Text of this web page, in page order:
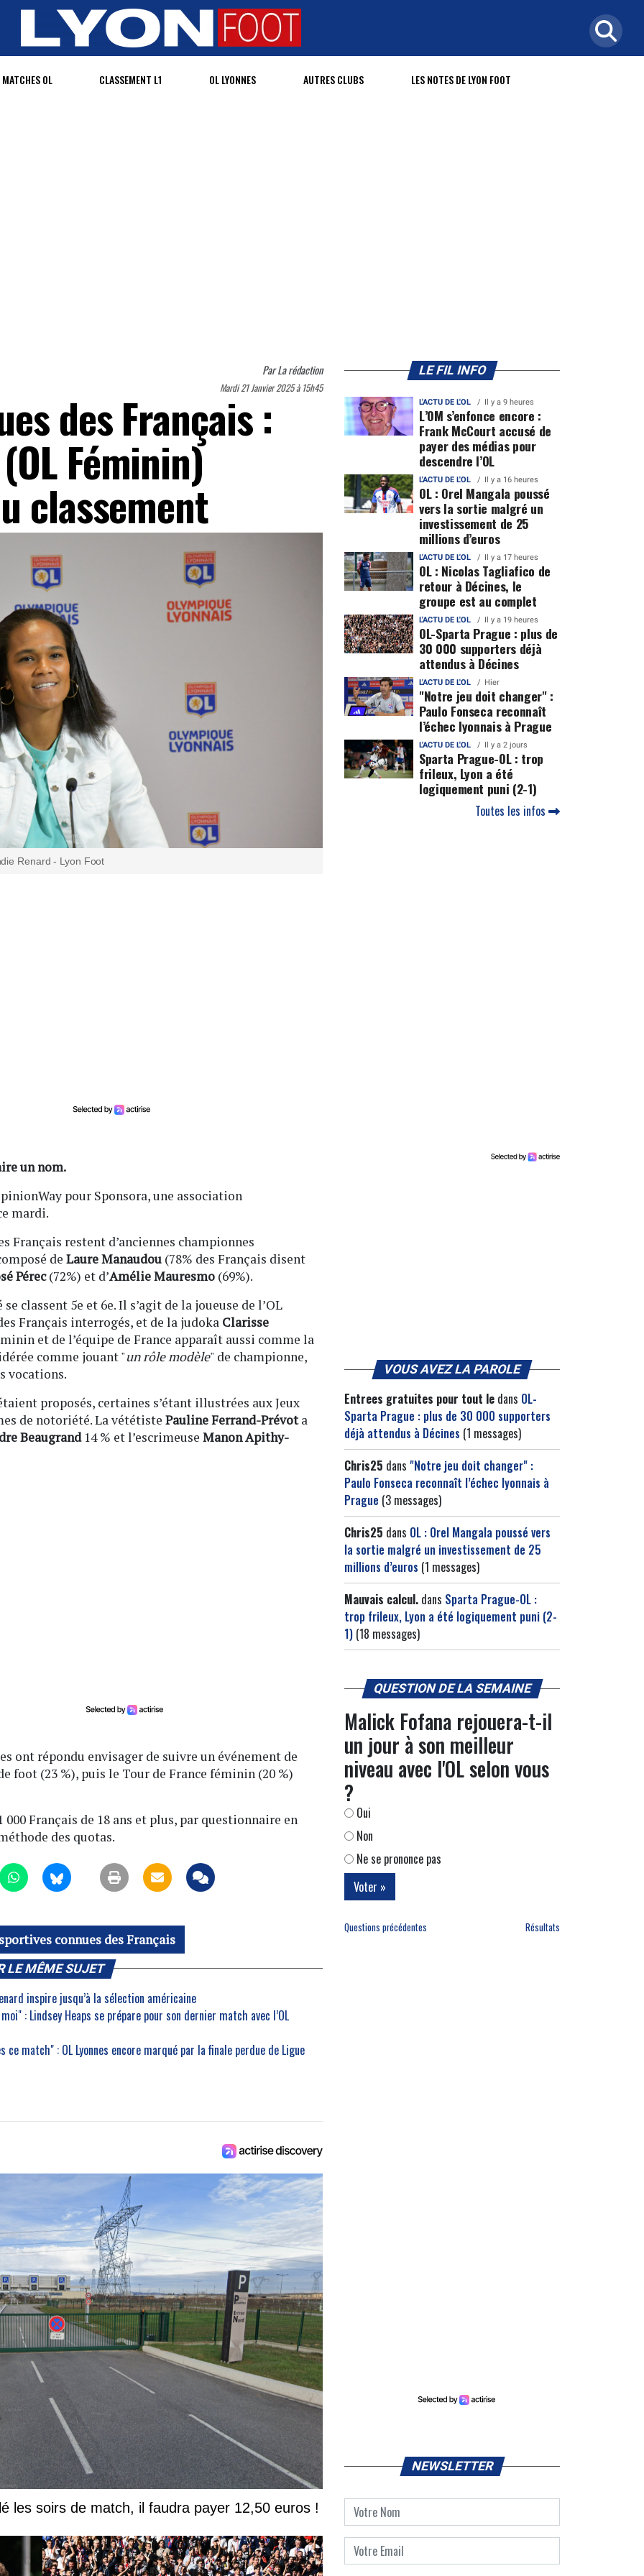
MATCHES OL CLASSEMENT L1 OL LYONNES AUTRES CLUBS LES NOTES DE LYON FOOT
ParLa rédaction
Mardi 21 Janvier 2025 à 15h45
des Français :
Féminin)
classement
Renard - Lyon Foot
un nom.
pour Sponsora, une association
mardi.
Français restent d’anciennes championnes
de Laure Manaudou (78% des Français disent
Pérec(72%) et d’Amélie Mauresmo (69%).
classent 5e et 6e. Il s’agit de la joueuse de l’OL
Français interrogés, et de la judoka Clarisse
et de l’équipe de France apparaît aussi comme la
comme jouant "un rôle modèle" de championne,
vocations.
proposés, certaines s’étant illustrées aux Jeux
de notoriété. La vététiste Pauline Ferrand-Prévota
Beaugrand14 % et l’escrimeuse Manon Apithy-
ont répondu envisager de suivre un événement de
foot (23 %), puis le Tour de France féminin (20 %)
Français de 18 ans et plus, par questionnaire en
des quotas.
connues des Français
LE MÊME SUJET
inspire jusqu’à la sélection américaine
: Lindsey Heaps se prépare pour son dernier match avec l’OL
ce match" : OL Lyonnes encore marqué par la finale perdue de Ligue
les soirs de match, il faudra payer 12,50 euros !
LE FIL INFO
L'ACTU DE L'OL Il y a 9 heures
L’OM s’enfonce encore :
Frank McCourt accusé de
payer des médias pour
descendre l’OL
L'ACTU DE L'OL Il y a 16 heures
OL : Orel Mangala poussé
vers la sortie malgré un
investissement de 25
millions d’euros
L'ACTU DE L'OL Il y a 17 heures
OL : Nicolas Tagliafico de
retour à Décines, le
groupe est au complet
L'ACTU DE L'OL Il y a 19 heures
OL-Sparta Prague : plus de
30 000 supporters déjà
attendus à Décines
L'ACTU DE L'OL Hier
"Notre jeu doit changer" :
Paulo Fonseca reconnaît
l’échec lyonnais à Prague
L'ACTU DE L'OL Il y a 2 jours
Sparta Prague-OL : trop
frileux, Lyon a été
logiquement puni (2-1)
Toutes les infos
VOUS AVEZ LA PAROLE
Entrees gratuites pour tout le dans OL-
Sparta Prague : plus de 30 000 supporters
déjà attendus à Décines (1 messages)
Chris25 dans "Notre jeu doit changer" :
Paulo Fonseca reconnaît l’échec lyonnais à
Prague (3 messages)
Chris25 dans OL : Orel Mangala poussé vers
la sortie malgré un investissement de 25
millions d’euros (1 messages)
Mauvais calcul. dans Sparta Prague-OL :
trop frileux, Lyon a été logiquement puni (2-
1) (18 messages)
QUESTION DE LA SEMAINE
Malick Fofana rejouera-t-il
un jour à son meilleur
niveau avec l'OL selon vous
?
Oui
Non
Ne se prononce pas
Questions précédentes Résultats
NEWSLETTER